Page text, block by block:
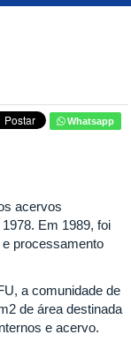
Whatsapp
acervos
Em 1989, foi
processamento
a comunidade de
de área destinada
e acervo.